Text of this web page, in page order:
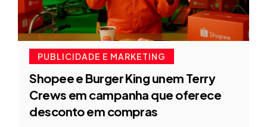
PUBLICIDADE E MARKETING
Shopee e Burger King unem Terry
Crews em campanha que oferece
desconto em compras